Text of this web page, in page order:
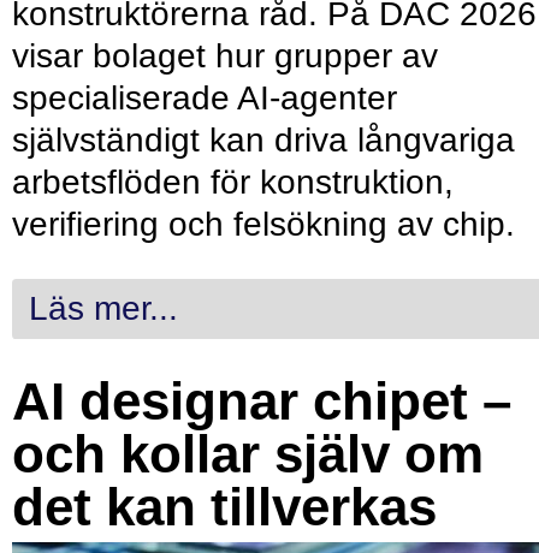
konstruktörerna råd. På DAC 2026
visar bolaget hur grupper av
specialiserade AI-agenter
självständigt kan driva långvariga
arbetsflöden för konstruktion,
verifiering och felsökning av chip.
Läs mer...
AI designar chipet –
och kollar själv om
det kan tillverkas